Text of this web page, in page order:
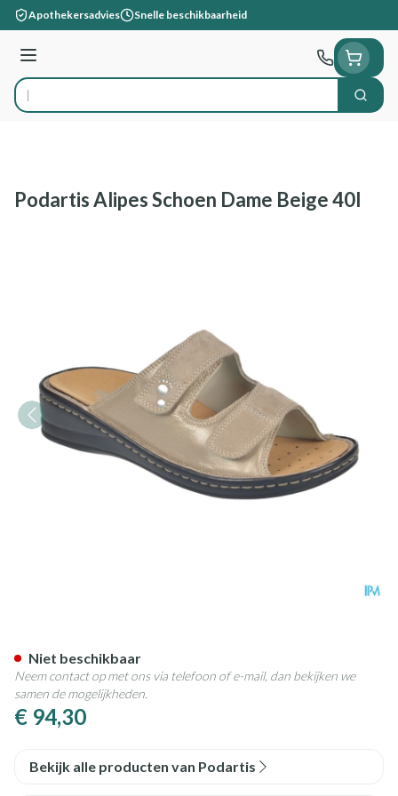
Ga naar de inhoud
Apothekersadvies Snelle beschikbaarheid
Menu
Product, merk, categorie... Zoek
Podartis Alipes Schoen Dame Beige 40l
€ 94,30
Niet beschikbaar
Neem contact op met ons via telefoon of e-mail, dan bekijken we
samen de mogelijkheden.
Bekijk alle producten van Podartis